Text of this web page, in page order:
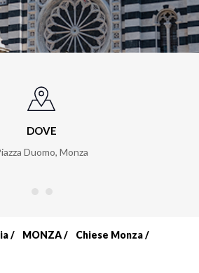
DOVE
Duomo, Monza
MONZA
Chiese Monza